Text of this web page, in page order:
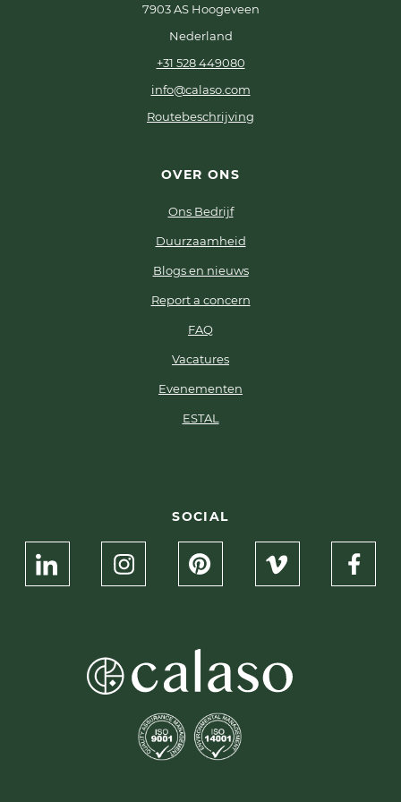
7903 AS Hoogeveen
Nederland
+31 528 449080
info@calaso.com
Routebeschrijving
OVER ONS
Ons Bedrijf
Duurzaamheid
Blogs en nieuws
Report a concern
FAQ
Vacatures
Evenementen
ESTAL
SOCIAL